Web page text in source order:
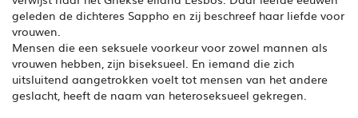
geleden de dichteres Sappho en zij beschreef haar liefde voor
vrouwen.
Mensen die een seksuele voorkeur voor zowel mannen als
vrouwen hebben, zijn biseksueel. En iemand die zich
uitsluitend aangetrokken voelt tot mensen van het andere
geslacht, heeft de naam van heteroseksueel gekregen.